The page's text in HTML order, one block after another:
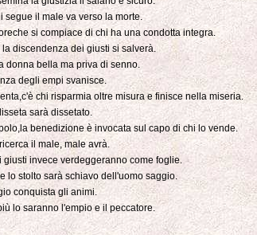
segue il male va verso la morte.
si compiace di chi ha una condotta integra.
discendenza dei giusti si salverà.
donna bella ma priva di senno.
degli empi svanisce.
chi risparmia oltre misura e finisce nella miseria.
sarà dissetato.
benedizione è invocata sul capo di chi lo vende.
il male, male avrà.
invece verdeggeranno come foglie.
lo stolto sarà schiavo dell'uomo saggio.
conquista gli animi.
lo saranno l'empio e il peccatore.